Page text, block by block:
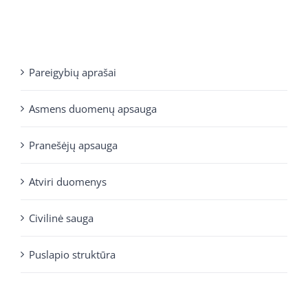
Pareigybių aprašai
Asmens duomenų apsauga
Pranešėjų apsauga
Atviri duomenys
Civilinė sauga
Puslapio struktūra